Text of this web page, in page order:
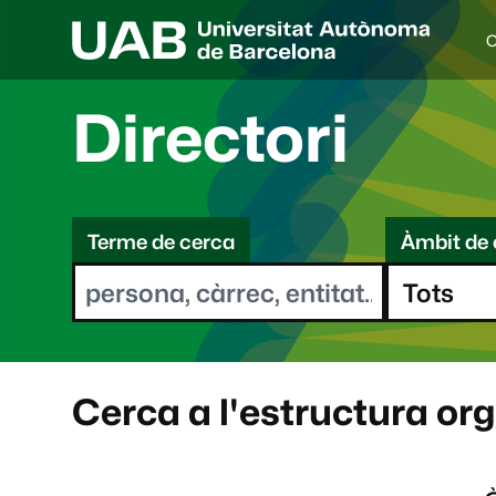
I
d
i
a
e
l
e
o
t
Directori
C
eTerme de cerca Àmbit de
Cerca a l'estructura